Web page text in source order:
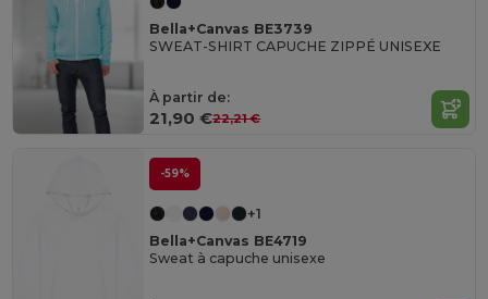
Bella+Canvas BE3739
SWEAT-SHIRT CAPUCHE ZIPPÉ UNISEXE
À partir de:
21,90 €22,21 €
-59%
+1
Bella+Canvas BE4719
Sweat à capuche unisexe